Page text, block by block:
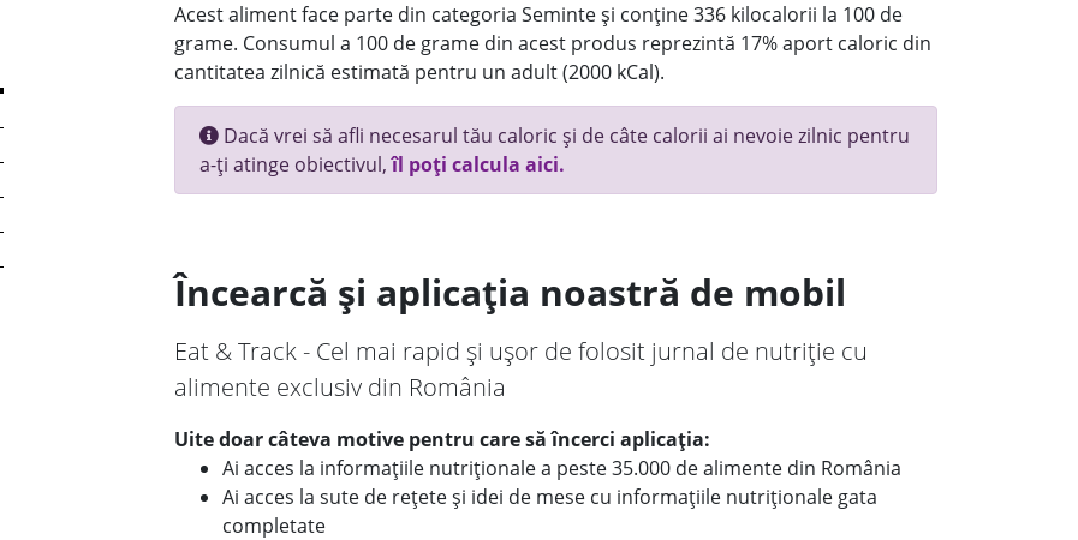
Acest aliment face parte din categoria Seminte și conține 336 kilocalorii la 100 de
grame. Consumul a 100 de grame din acest produs reprezintă 17% aport caloric din
cantitatea zilnică estimată pentru un adult (2000 kCal).
Dacă vrei să afli necesarul tău caloric și de câte calorii ai nevoie zilnic pentru
a-ți atinge obiectivul,îl poți calcula aici.
Încearcă și aplicația noastră de mobil
Eat & Track - Cel mai rapid și ușor de folosit jurnal de nutriție cu
alimente exclusiv din România
Uite doar câteva motive pentru care să încerci aplicația:
Ai acces la informațiile nutriționale a peste 35.000 de alimente din România
Ai acces la sute de rețete și idei de mese cu informațiile nutriționale gata
completate